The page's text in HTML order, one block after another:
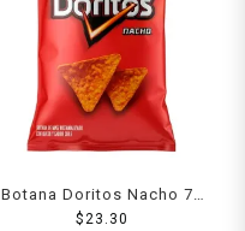
Botana Doritos Nacho 76
g
$23.30